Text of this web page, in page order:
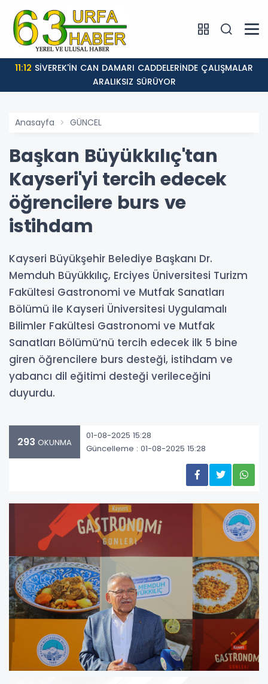
11:12
ARALIKSIZ SÜRÜYOR
Anasayfa GÜNCEL
Başkan Büyükkılıç'tan
Kayseri'yi tercih edecek
öğrencilere burs ve
istihdam
Kayseri Büyükşehir Belediye Başkanı Dr.
Memduh Büyükkılıç, Erciyes Üniversitesi Turizm
Fakültesi Gastronomi ve Mutfak Sanatları
Bölümü ile Kayseri Üniversitesi Uygulamalı
Bilimler Fakültesi Gastronomi ve Mutfak
Sanatları Bölümü’nü tercih edecek ilk 5 bine
giren öğrencilere burs desteği, istihdam ve
yabancı dil eğitimi desteği verileceğini
duyurdu.
293 OKUNMA
01-08-2025 15:28
Güncelleme : 01-08-2025 15:28